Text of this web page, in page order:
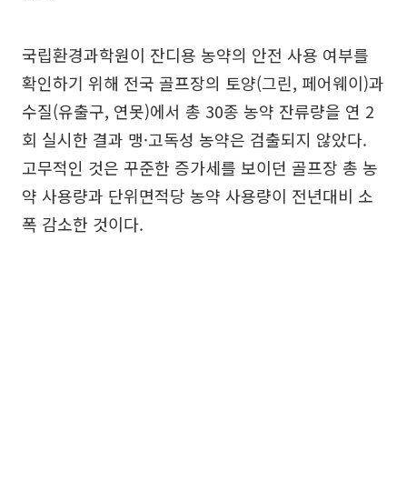
국립환경과학원이 잔디용 농약의 안전 사용 여부를
확인하기 위해 전국 골프장의 토양(그린, 페어웨이)과
수질(유출구, 연못)에서 총 30종 농약 잔류량을 연 2
회 실시한 결과 맹·고독성 농약은 검출되지 않았다.
고무적인 것은 꾸준한 증가세를 보이던 골프장 총 농
약 사용량과 단위면적당 농약 사용량이 전년대비 소
폭 감소한 것이다.